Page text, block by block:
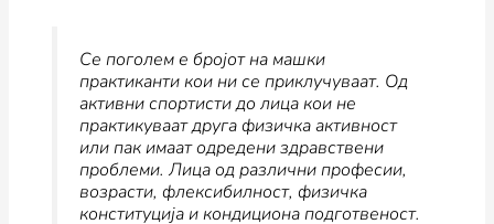
Се поголем е бројот на машки
практиканти кои ни се приклучуваат. Од
активни спортисти до лица кои не
практикуваат друга физичка активност
или пак имаат одредени здравствени
проблеми. Лица од различни професии,
возрасти, флексибилност, физичка
конституција и кондициона подготвеност.